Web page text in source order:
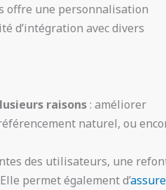
offre une personnalisation
d’intégration avec divers
raisons: améliorer
naturel, ou
des utilisateurs, une
permet également d’